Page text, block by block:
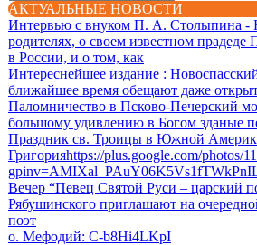
АКТУАЛЬНЫЕ НОВОСТИ
Интервью с внуком П. А. Столыпина
родителях, о своем известном
в России, и о том, как
Интереснейшее издание :
ближайшее время обещают даже
Паломничество в Псково-Печерский
большому удивлению в Богом зданые
Праздник св. Троицы в Южной
Григорияhttps://plus.google.com/photos/
Вечер “Певец Святой Руси – царский
Рябушинского приглашают на
поэт
о. Мефодий: C-b8Hi4LKpI